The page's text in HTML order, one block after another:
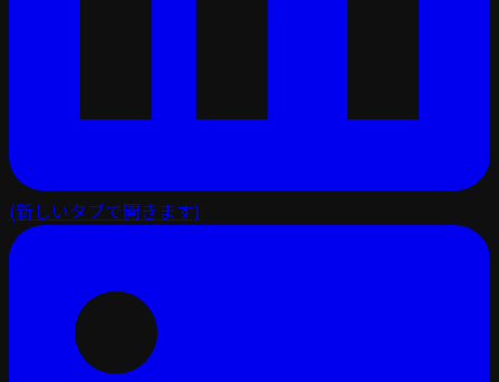
(新しいタブで開きます)